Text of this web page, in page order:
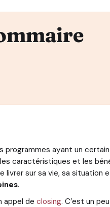
ayant un certain
les caractéristiques et les
sur sa vie, sa situation
.
appel de closing. C’est un